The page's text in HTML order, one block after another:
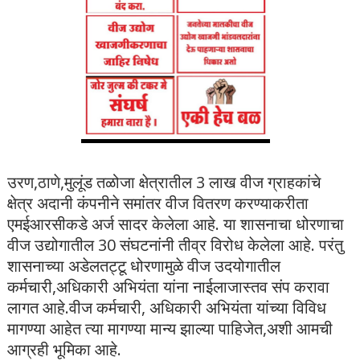
उरण,ठाणे,मुलूंड तळोजा क्षेत्रातील 3 लाख वीज ग्राहकांचे
क्षेत्र अदानी कंपनीने समांतर वीज वितरण करण्याकरीता
एमईआरसीकडे अर्ज सादर केलेला आहे. या शासनाचा धोरणाचा
वीज उद्योगातील 30 संघटनांनी तीव्र विरोध केलेला आहे. परंतु
शासनाच्या अडेलतट्टू धोरणामुळे वीज उदयोगातील
कर्मचारी,अधिकारी अभियंता यांना नाईलाजास्तव संप करावा
लागत आहे.वीज कर्मचारी, अधिकारी अभियंता यांच्या विविध
मागण्या आहेत त्या मागण्या मान्य झाल्या पाहिजेत,अशी आमची
आग्रही भूमिका आहे.